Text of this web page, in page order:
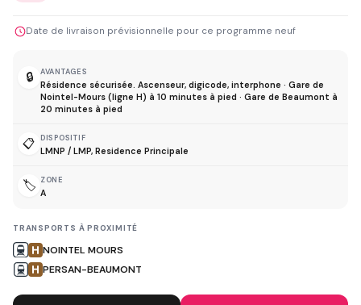
Date de livraison prévisionnelle pour ce programme neuf
🔒 AVANTAGES
Résidence sécurisée. Ascenseur, digicode, interphone · Gare de
Nointel-Mours (ligne H) à 10 minutes à pied · Gare de Beaumont à
20 minutes à pied
📋 DISPOSITIF
LMNP / LMP, Residence Principale
🏷️ ZONE
A
TRANSPORTS À PROXIMITÉ
NOINTEL MOURS
PERSAN-BEAUMONT